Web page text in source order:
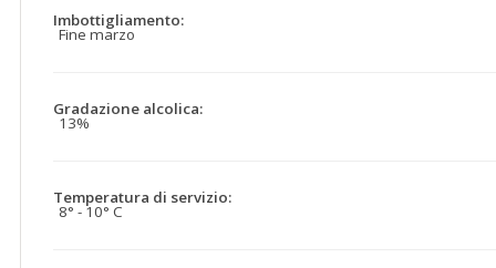
Imbottigliamento:
Fine marzo
Gradazione alcolica:
13%
Temperatura di servizio:
8° - 10° C